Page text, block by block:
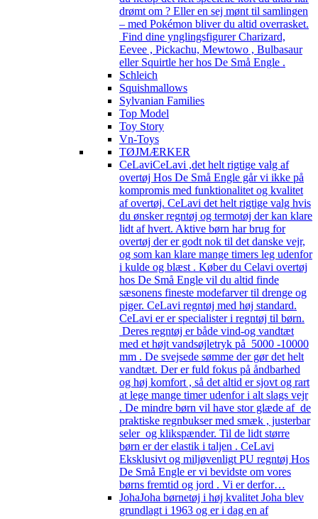
drømt om ? Eller en sej mønt til samlingen
– med Pokémon bliver du altid overrasket.
Find dine ynglingsfigurer Charizard,
Eevee , Pickachu, Mewtowo , Bulbasaur
eller Squirtle her hos De Små Engle .
Schleich
Squishmallows
Sylvanian Families
Top Model
Toy Story
Vn-Toys
TØJMÆRKER
CeLaviCeLavi ,det helt rigtige valg af
overtøj Hos De Små Engle går vi ikke på
kompromis med funktionalitet og kvalitet
af overtøj. CeLavi det helt rigtige valg hvis
du ønsker regntøj og termotøj der kan klare
lidt af hvert. Aktive børn har brug for
overtøj der er godt nok til det danske vejr,
og som kan klare mange timers leg udenfor
i kulde og blæst . Køber du Celavi overtøj
hos De Små Engle vil du altid finde
sæsonens fineste modefarver til drenge og
piger. CeLavi regntøj med høj standard.
CeLavi er er specialister i regntøj til børn.
Deres regntøj er både vind-og vandtæt
med et højt vandsøjletryk på 5000 -10000
mm . De svejsede sømme der gør det helt
vandtæt. Der er fuld fokus på åndbarhed
og høj komfort , så det altid er sjovt og rart
at lege mange timer udenfor i alt slags vejr
. De mindre børn vil have stor glæde af de
praktiske regnbukser med smæk , justerbar
seler og klikspænder. Til de lidt større
børn er der elastik i taljen . CeLavi
Eksklusivt og miljøvenligt PU regntøj Hos
De Små Engle er vi bevidste om vores
børns fremtid og jord . Vi er derfor…
JohaJoha børnetøj i høj kvalitet Joha blev
grundlagt i 1963 og er i dag en af